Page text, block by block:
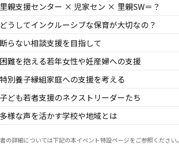
里親支援センター × 児家セン × 里親SW＝？
どうしてインクルーシブな保育が大切なの？
断らない相談支援を目指して
困難を抱える若年女性や妊産婦への支援
特別養子縁組家庭への支援を考える
子ども若者支援のネクストリーダーたち
多様な声を活かす学校や地域とは
の詳細については下記の本イベント特設ページをご参照ください。